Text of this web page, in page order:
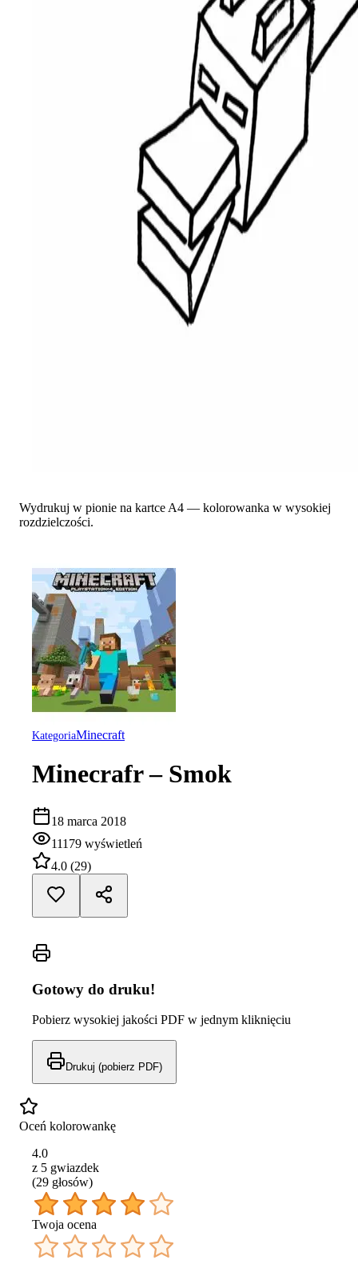
Wydrukuj w pionie na kartce A4 — kolorowanka w wysokiej
rozdzielczości.
KategoriaMinecraft
Minecrafr – Smok
18 marca 2018
11179 wyświetleń
4.0 (29)
Gotowy do druku!
Pobierz wysokiej jakości PDF w jednym kliknięciu
Drukuj (pobierz PDF)
Oceń kolorowankę
4.0
z 5 gwiazdek
(29 głosów)
Twoja ocena